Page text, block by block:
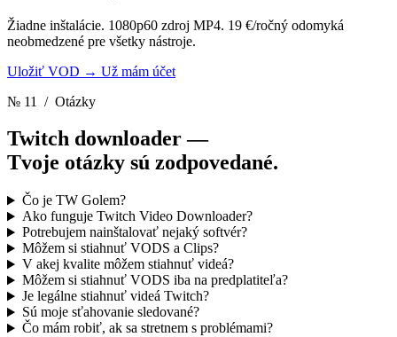
Žiadne inštalácie. 1080p60 zdroj MP4. 19 €/ročný odomyká
neobmedzené pre všetky nástroje.
Uložiť VOD → Už mám účet
№ 11
/ Otázky
Twitch downloader —
Tvoje otázky sú zodpovedané.
Čo je TW Golem?
Ako funguje Twitch Video Downloader?
Potrebujem nainštalovať nejaký softvér?
Môžem si stiahnuť VODS a Clips?
V akej kvalite môžem stiahnuť videá?
Môžem si stiahnuť VODS iba na predplatiteľa?
Je legálne stiahnuť videá Twitch?
Sú moje sťahovanie sledované?
Čo mám robiť, ak sa stretnem s problémami?